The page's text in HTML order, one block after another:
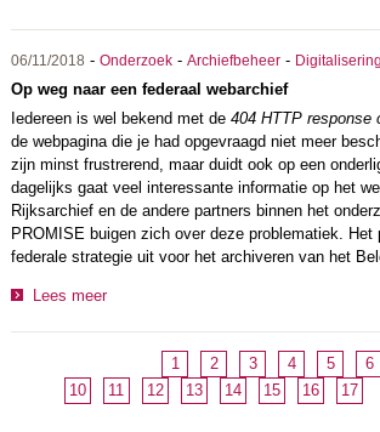
06/11/2018 - Onderzoek- Archiefbeheer- Digitalisering
Op weg naar een federaal webarchief
Iedereen is wel bekend met de 404 HTTP response
de webpagina die je had opgevraagd niet meer
zijn minst frustrerend, maar duidt ook op een
dagelijks gaat veel interessante informatie op het
Rijksarchief en de andere partners binnen het
PROMISE buigen zich over deze problematiek. Het
federale strategie uit voor het archiveren van het
Lees meer
1 2 3 4 5 6
10
11 12 13 14 15 16 17